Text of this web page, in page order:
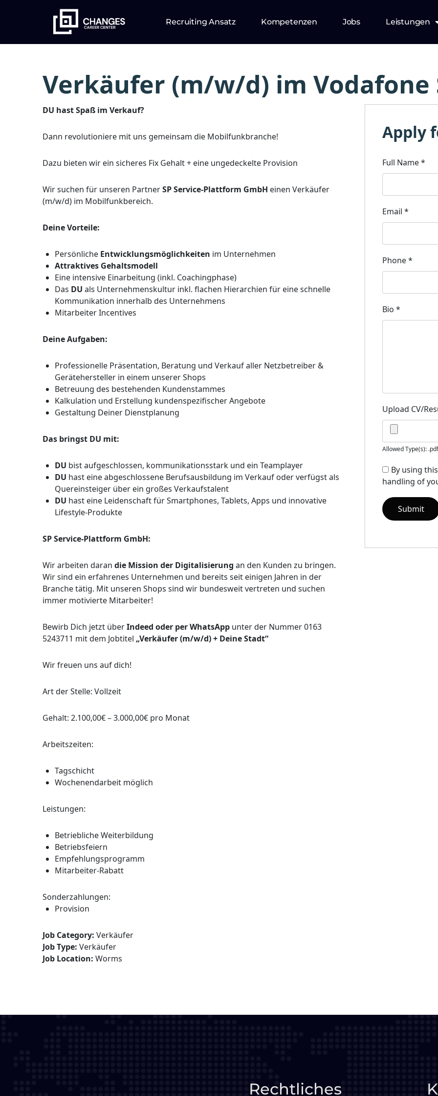
Recruiting Ansatz Kompetenzen Jobs Leistungen
Verkäufer (m/w/d) im Vodafone
DU hast Spaß im Verkauf?
Dann revolutioniere mit uns gemeinsam die Mobilfunkbranche!
Dazu bieten wir ein sicheres Fix Gehalt + eine ungedeckelte Provision
Wir suchen für unseren PartnerSP Service-Plattform GmbH einen Verkäufer
(m/w/d) im Mobilfunkbereich.
Deine Vorteile:
Persönliche Entwicklungsmöglichkeiten im Unternehmen
Attraktives Gehaltsmodell
Eine intensive Einarbeitung (inkl. Coachingphase)
Das DU als Unternehmenskultur inkl. flachen Hierarchien für eine schnelle
Kommunikation innerhalb des Unternehmens
Mitarbeiter Incentives
Deine Aufgaben:
Professionelle Präsentation, Beratung und Verkauf aller Netzbetreiber &
Gerätehersteller in einem unserer Shops
Betreuung des bestehenden Kundenstammes
Kalkulation und Erstellung kundenspezifischer Angebote
Gestaltung Deiner Dienstplanung
Das bringst DU mit:
DU bist aufgeschlossen, kommunikationsstark und ein Teamplayer
DU hast eine abgeschlossene Berufsausbildung im Verkauf oder verfügst als
Quereinsteiger über ein großes Verkaufstalent
DU hast eine Leidenschaft für Smartphones, Tablets, Apps und innovative
Lifestyle-Produkte
SP Service-Plattform GmbH:
Wir arbeiten daran die Mission der Digitalisierung an den Kunden zu bringen.
Wir sind ein erfahrenes Unternehmen und bereits seit einigen Jahren in der
Branche tätig. Mit unseren Shops sind wir bundesweit vertreten und suchen
immer motivierte Mitarbeiter!
Bewirb Dich jetzt überIndeed oder per WhatsApp unter der Nummer 0163
5243711 mit dem Jobtitel „Verkäufer (m/w/d) + Deine Stadt“
Wir freuen uns auf dich!
Art der Stelle: Vollzeit
Gehalt: 2.100,00€ – 3.000,00€ pro Monat
Arbeitszeiten:
Tagschicht
Wochenendarbeit möglich
Leistungen:
Betriebliche Weiterbildung
Betriebsfeiern
Empfehlungsprogramm
Mitarbeiter-Rabatt
Sonderzahlungen:
Provision
Job Category: Verkäufer
Job Type: Verkäufer
Job Location: Worms
Apply
Full Name*
Email *
Phone*
Bio *
Upload CV/
Allowed Type(s): .pdf
By using
handling of
Rechtliches